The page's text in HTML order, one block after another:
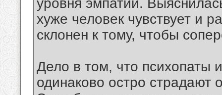
уровня эмпатии.
хуже человек чувствует и
склонен к тому, чтобы
Дело в том, что психопаты
одинаково остро страдают